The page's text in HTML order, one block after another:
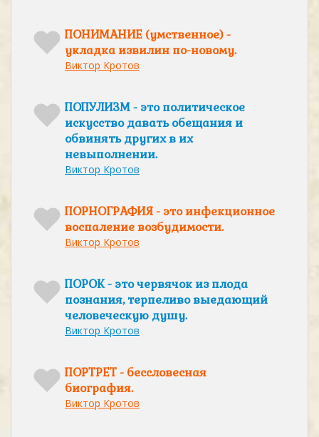
ПОНИМАНИЕ (умственное) -
укладка извилин по-новому.
Виктор Кротов
ПОПУЛИЗМ - это политическое
искусство давать обещания и
обвинять других в их
невыполнении.
Виктор Кротов
ПОРНОГРАФИЯ - это инфекционное
воспаление возбудимости.
Виктор Кротов
ПОРОК - это червячок из плода
познания, терпеливо выедающий
человеческую душу.
Виктор Кротов
ПОРТРЕТ - бессловесная
биография.
Виктор Кротов